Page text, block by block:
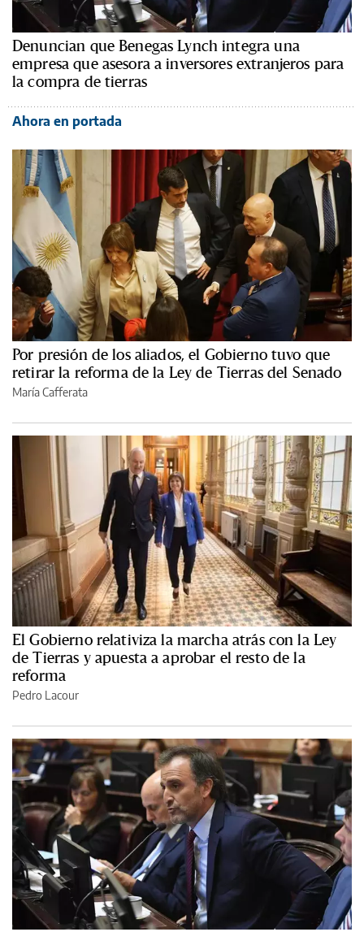
Denuncian que Benegas Lynch integra una
empresa que asesora a inversores extranjeros para
la compra de tierras
Ahora en portada
Por presión de los aliados, el Gobierno tuvo que
retirar la reforma de la Ley de Tierras del Senado
María Cafferata
El Gobierno relativiza la marcha atrás con la Ley
de Tierras y apuesta a aprobar el resto de la
reforma
Pedro Lacour